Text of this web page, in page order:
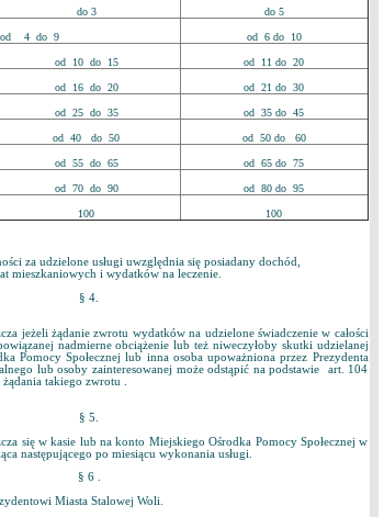
do 3 do 5
od 4 do 9 od 6 do 10
od 10 do 15 od 11 do 20
od 16 do 20 od 21 do 30
od 25 do 35 od 35 do 45
od 40 do 50 od 50 do 60
od 55 do 65 od 65 do 75
od 70 do 90 od 80 do 95
100 100
za udzielone usługi uwzględnia się posiadany dochód,
mieszkaniowych i wydatków na leczenie.
§ 4.
jeżeli żądanie zwrotu wydatków na udzielone świadczenie w całości
nadmierne obciążenie lub też niweczyłoby skutki udzielanej
Pomocy Społecznej lub inna osoba upoważniona przez Prezydenta
lub osoby zainteresowanej może odstąpić na podstawie art. 104
takiego zwrotu .
§ 5.
się w kasie lub na konto Miejskiego Ośrodka Pomocy Społecznej w
następującego po miesiącu wykonania usługi.
§ 6 .
Miasta Stalowej Woli.